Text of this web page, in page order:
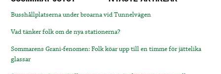
Busshållplatserna under broarna vid Tunnelvägen
Vad tänker folk om de nya stationerna?
Sommarens Grani-fenomen: Folk köar upp till en timme för jättelika
glassar